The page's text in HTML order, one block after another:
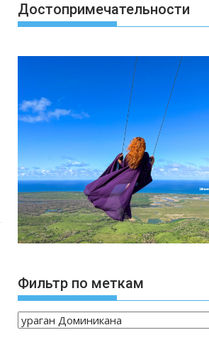
Достопримечательности
Фильтр по меткам